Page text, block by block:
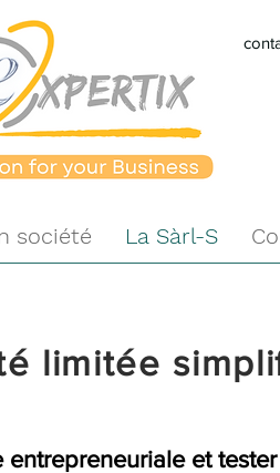
société La Sàrl-S
limitée
et